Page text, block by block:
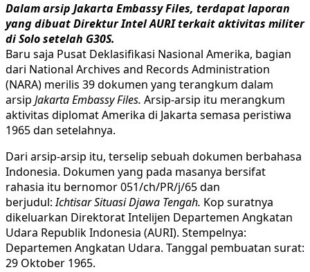
Dalam arsip Jakarta Embassy Files, terdapat laporan
yang dibuat Direktur Intel AURI terkait aktivitas militer
di Solo setelah G30S.
Baru saja Pusat Deklasifikasi Nasional Amerika, bagian
dari National Archives and Records Administration
(NARA) merilis 39 dokumen yang terangkum dalam
arsip Jakarta Embassy Files. Arsip-arsip itu merangkum
aktivitas diplomat Amerika di Jakarta semasa peristiwa
1965 dan setelahnya.
Dari arsip-arsip itu, terselip sebuah dokumen berbahasa
Indonesia. Dokumen yang pada masanya bersifat
rahasia itu bernomor 051/ch/PR/j/65 dan
berjudul:Ichtisar Situasi Djawa Tengah. Kop suratnya
dikeluarkan Direktorat Intelijen Departemen Angkatan
Udara Republik Indonesia (AURI). Stempelnya:
Departemen Angkatan Udara. Tanggal pembuatan surat:
29 Oktober 1965.